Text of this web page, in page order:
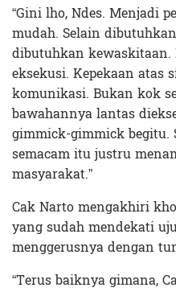
“Gini lho, Ndes. Menjadi
mudah. Selain
dibutuhkan
eksekusi. Kepekaan atas
komunikasi. Bukan kok
bawahannya lantas
gimmick-gimmick
semacam itu justru
masyarakat.”
Cak Narto mengakhiri
yang sudah mendekati
menggerusnya dengan
“Terus baiknya gimana,